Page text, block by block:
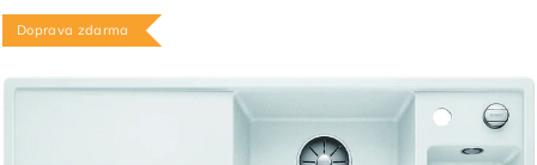
Doprava zdarma